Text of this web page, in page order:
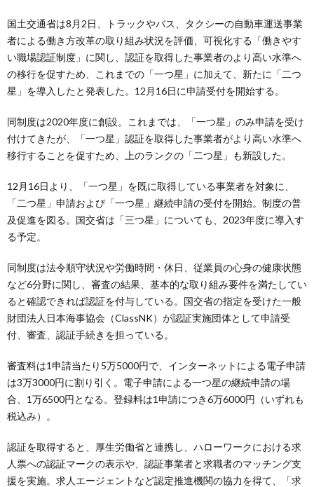
国土交通省は8月2日、トラックやバス、タクシーの自動車運送事業
者による働き方改革の取り組み状況を評価、可視化する「働きやす
い職場認証制度」に関し、認証を取得した事業者のより高い水準へ
の移行を促すため、これまでの「一つ星」に加えて、新たに「二つ
星」を導入したと発表した。12月16日に申請受付を開始する。
同制度は2020年度に創設。これまでは、「一つ星」のみ申請を受け
付けてきたが、「一つ星」認証を取得した事業者がより高い水準へ
移行することを促すため、上のランクの「二つ星」も新設した。
12月16日より、「一つ星」を既に取得している事業者を対象に、
「二つ星」申請および「一つ星」継続申請の受付を開始。制度の普
及促進を図る。国交省は「三つ星」についても、2023年度に導入す
る予定。
同制度は法令順守状況や労働時間・休日、従業員の心身の健康状態
など6分野に関し、審査の結果、基本的な取り組み要件を満たしてい
ると確認できれば認証を付与している。国交省の指定を受けた一般
財団法人日本海事協会（ClassNK）が認証実施団体として申請受
付、審査、認証手続きを担っている。
審査料は1申請当たり5万5000円で、インターネットによる電子申請
は3万3000円に割り引く。電子申請による一つ星の継続申請の場
合、1万6500円となる。登録料は1申請につき6万6000円（いずれも
税込み）。
認証を取得すると、厚生労働省と連携し、ハローワークにおける求
人票への認証マークの表示や、認証事業者と求職者のマッチング支
援を実施。求人エージェントなど認定推進機関の協力を得て、「求